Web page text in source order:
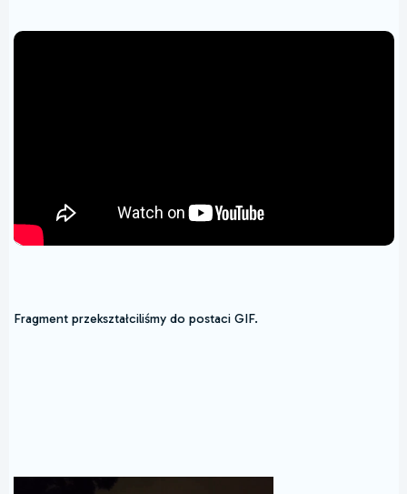
Fragment przekształciliśmy do postaci GIF.